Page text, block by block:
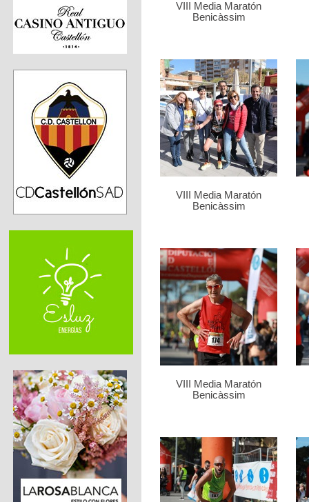
VIII Media Maratón
Benicàssim
VIII Media Maratón
Benicàssim
VIII Media Maratón
Benicàssim